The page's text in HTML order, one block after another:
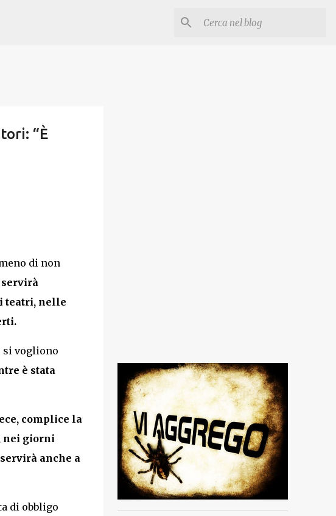
“È
di non
teatri, nelle
si vogliono
è stata
complice la
nei giorni
anche a
di obbligo